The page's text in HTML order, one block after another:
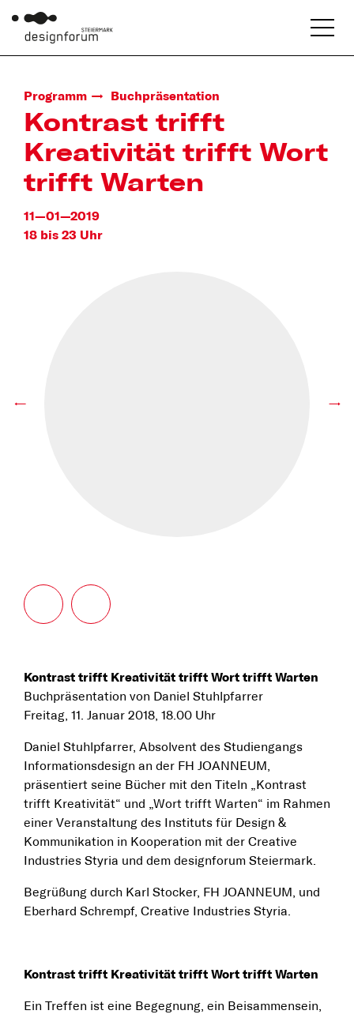
Programm Buchpräsentation
Kontrast trifft
Kreativität trifft Wort
trifft Warten
11—01—2019
18 bis 23 Uhr
← →
Kontrast trifft Kreativität trifft Wort trifft Warten
Buchpräsentation von Daniel Stuhlpfarrer
Freitag, 11. Januar 2018, 18.00 Uhr
Daniel Stuhlpfarrer, Absolvent des Studiengangs
Informationsdesign an der FH JOANNEUM,
präsentiert seine Bücher mit den Titeln „Kontrast
trifft Kreativität“ und „Wort trifft Warten“ im Rahmen
einer Veranstaltung des Instituts für Design &
Kommunikation in Kooperation mit der Creative
Industries Styria und dem designforum Steiermark.
Begrüßung durch Karl Stocker, FH JOANNEUM, und
Eberhard Schrempf, Creative Industries Styria.
Kontrast trifft Kreativität trifft Wort trifft Warten
Ein Treffen ist eine Begegnung, ein Beisammensein,